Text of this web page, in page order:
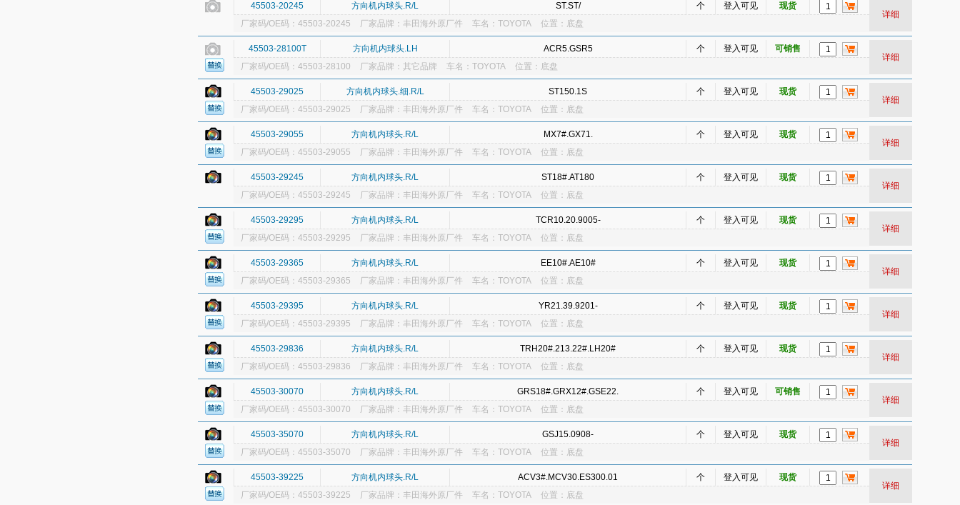
45503-20245 方向机内球头.R/L ST.ST/ 个 登入可见
现货
详细
厂家码/OE码：45503-20245
厂家品牌：丰田海外原厂件 车名：TOYOTA 位置：底盘
45503-28100T 方向机内球头.LH ACR5.GSR5 个 登入可见
可销售
详细
厂家码/OE码：45503-28100
厂家品牌：其它品牌 车名：TOYOTA 位置：底盘
45503-29025 方向机内球头.细.R/L ST150.1S 个 登入可见
现货
详细
厂家码/OE码：45503-29025
厂家品牌：丰田海外原厂件 车名：TOYOTA 位置：底盘
45503-29055 方向机内球头.R/L MX7#.GX71. 个 登入可见
现货
详细
厂家码/OE码：45503-29055
厂家品牌：丰田海外原厂件 车名：TOYOTA 位置：底盘
45503-29245 方向机内球头.R/L ST18#.AT180 个 登入可见
现货
详细
厂家码/OE码：45503-29245
厂家品牌：丰田海外原厂件 车名：TOYOTA 位置：底盘
45503-29295 方向机内球头.R/L TCR10.20.9005- 个 登入可见
现货
详细
厂家码/OE码：45503-29295
厂家品牌：丰田海外原厂件 车名：TOYOTA 位置：底盘
45503-29365 方向机内球头.R/L EE10#.AE10# 个 登入可见
现货
详细
厂家码/OE码：45503-29365
厂家品牌：丰田海外原厂件 车名：TOYOTA 位置：底盘
45503-29395 方向机内球头.R/L YR21.39.9201- 个 登入可见
现货
详细
厂家码/OE码：45503-29395
厂家品牌：丰田海外原厂件 车名：TOYOTA 位置：底盘
45503-29836 方向机内球头.R/L TRH20#.213.22#.LH20# 个 登入可见
现货
详细
厂家码/OE码：45503-29836
厂家品牌：丰田海外原厂件 车名：TOYOTA 位置：底盘
45503-30070 方向机内球头.R/L GRS18#.GRX12#.GSE22. 个 登入可见
可销售
详细
厂家码/OE码：45503-30070
厂家品牌：丰田海外原厂件 车名：TOYOTA 位置：底盘
45503-35070 方向机内球头.R/L GSJ15.0908- 个 登入可见
现货
详细
厂家码/OE码：45503-35070
厂家品牌：丰田海外原厂件 车名：TOYOTA 位置：底盘
45503-39225 方向机内球头.R/L ACV3#.MCV30.ES300.01 个 登入可见
现货
详细
厂家码/OE码：45503-39225
厂家品牌：丰田海外原厂件 车名：TOYOTA 位置：底盘